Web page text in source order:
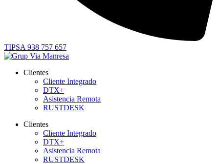
TIPSA 938 757 657
Clientes
Cliente Integrado
DTX+
Asistencia Remota
RUSTDESK
Clientes
Cliente Integrado
DTX+
Asistencia Remota
RUSTDESK